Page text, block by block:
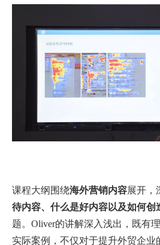
课程大纲围绕海外营销内容展开，
待内容、什么是好内容以及如何创
题。Oliver的讲解深入浅出，既有
实际案例，不仅对于提升外贸企业